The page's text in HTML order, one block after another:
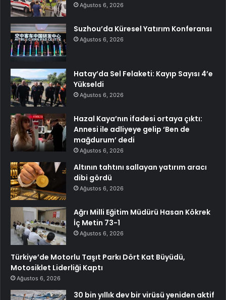
Ağustos 6, 2026
Suzhou’da Küresel Yatırım Konferansı
Ağustos 6, 2026
Hatay’da Sel Felaketi: Kayıp Sayısı 4’e
Yükseldi
Ağustos 6, 2026
Hazal Kaya’nın ifadesi ortaya çıktı:
Annesi ile adliyeye gelip ‘Ben de
mağdurum’ dedi
Ağustos 6, 2026
Altının tahtını sallayan yatırım aracı
dibi gördü
Ağustos 6, 2026
Ağrı Milli Eğitim Müdürü Hasan Kökrek
İç Metin 73-1
Ağustos 6, 2026
Türkiye’de Motorlu Taşıt Parkı Dört Kat Büyüdü,
Motosiklet Liderliği Kaptı
Ağustos 6, 2026
30 bin yıllık dev bir virüsü yeniden aktif